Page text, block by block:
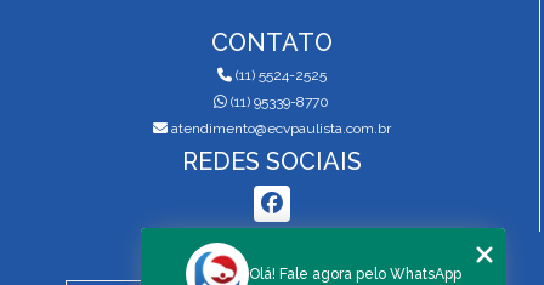
CONTATO
(11) 5524-2525
(11) 95339-8770
atendimento@ecvpaulista.com.br
REDES SOCIAIS
MENU
Olá! Fale agora pelo WhatsApp